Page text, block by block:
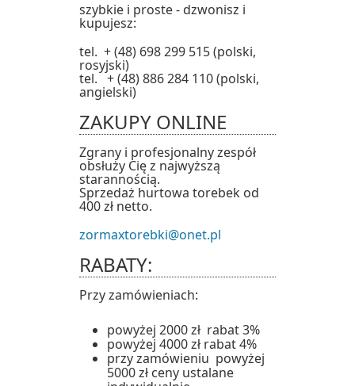
szybkie i proste - dzwonisz i
kupujesz:
tel. + (48) 698 299 515 (polski,
rosyjski)
tel. + (48) 886 284 110 (polski,
angielski)
ZAKUPY ONLINE
Zgrany i profesjonalny zespół
obsłuży Cię z najwyższą
starannością.
Sprzedaż hurtowa torebek od
400 zł netto.
zormaxtorebki@onet.pl
RABATY:
Przy zamówieniach:
powyżej 2000 zł rabat 3%
powyżej 4000 zł rabat 4%
przy zamówieniu powyżej
5000 zł ceny ustalane